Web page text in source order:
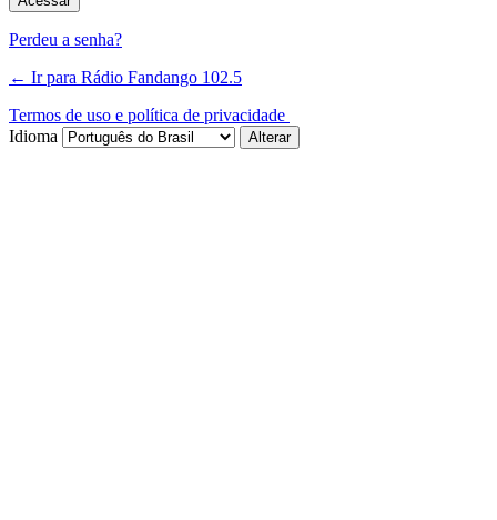
Perdeu a senha?
← Ir para Rádio Fandango 102.5
Termos de uso e política de privacidade
Idioma